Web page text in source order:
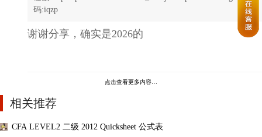
码:iqzp
谢谢分享，确实是2026的
点击查看更多内容…
相关推荐
CFA LEVEL2 二级 2012 Quicksheet 公式表